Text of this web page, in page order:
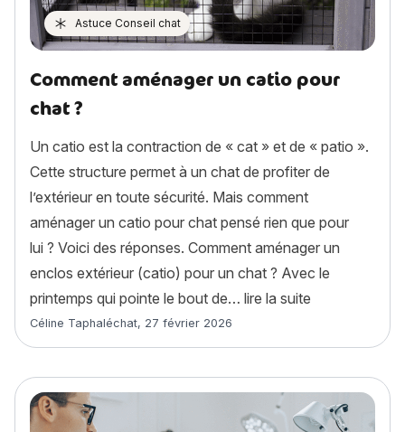
Astuce Conseil chat
Comment aménager un catio pour
chat ?
Un catio est la contraction de « cat » et de « patio ».
Cette structure permet à un chat de profiter de
l’extérieur en toute sécurité. Mais comment
aménager un catio pour chat pensé rien que pour
lui ? Voici des réponses. Comment aménager un
enclos extérieur (catio) pour un chat ? Avec le
printemps qui pointe le bout de… lire la suite
Article rédigé par
Céline Taphaléchat, 27 février 2026